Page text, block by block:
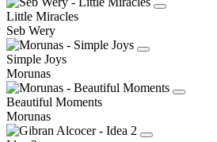
Little Miracles
Seb Wery
Simple Joys
Morunas
Beautiful Moments
Morunas